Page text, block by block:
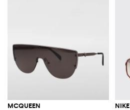
MCQUEEN NIKE